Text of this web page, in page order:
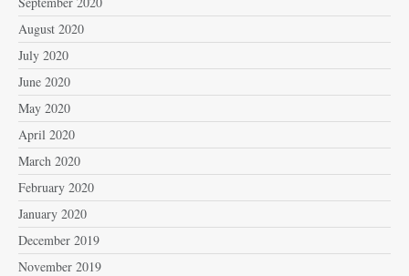
August 2020
July 2020
June 2020
May 2020
April 2020
March 2020
February 2020
January 2020
December 2019
November 2019